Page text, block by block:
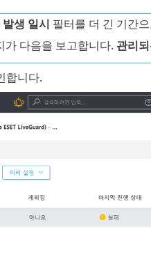
발생 일시 필터를 더 긴 기간
가 다음을 보고합니다. 관리
합니다.